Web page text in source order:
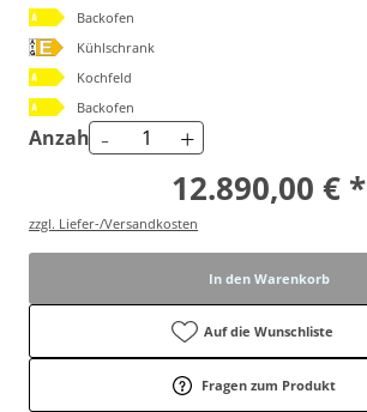
Backofen
Kühlschrank
Kochfeld
Backofen
Anzahl - +
12.890,00 € *
zzgl. Liefer-/Versandkosten
In den Warenkorb
Auf die Wunschliste
Fragen zum Produkt